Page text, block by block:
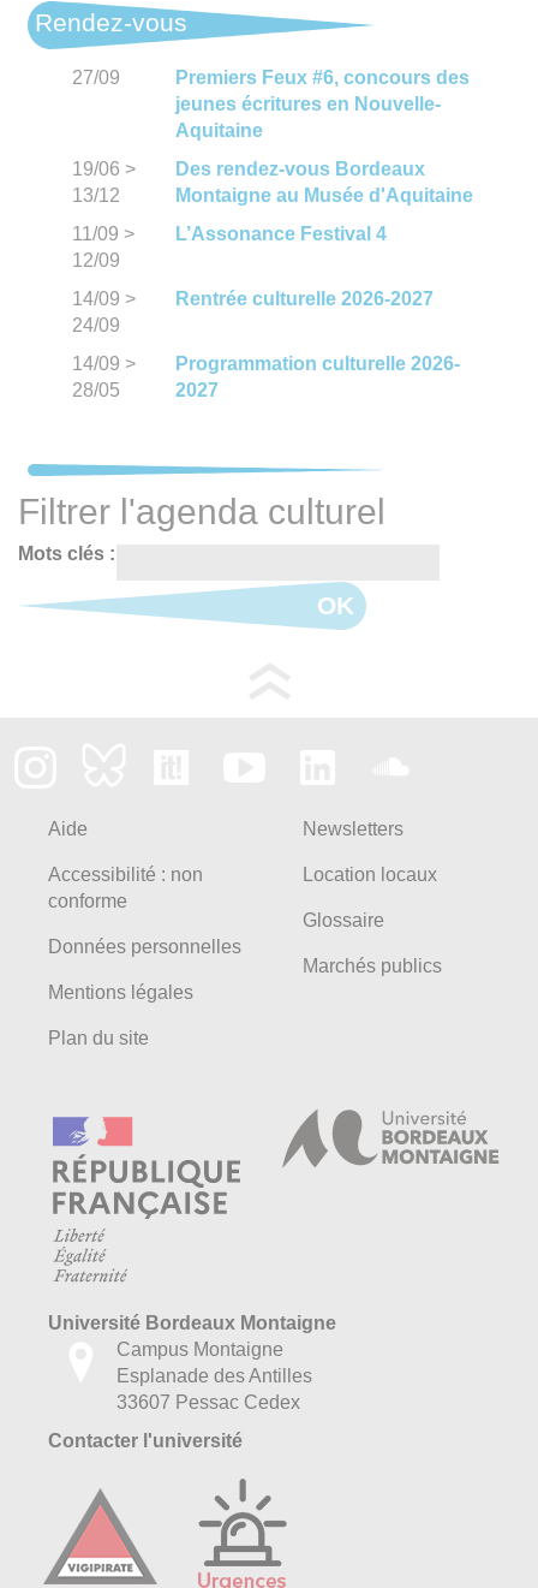
Rendez-vous
27/09
Premiers Feux #6, concours des
jeunes écritures en Nouvelle-
Aquitaine
19/06 >
13/12
Des rendez-vous Bordeaux
Montaigne au Musée d'Aquitaine
11/09 >
12/09
L’Assonance Festival 4
14/09 >
24/09
Rentrée culturelle 2026-2027
14/09 >
28/05
Programmation culturelle 2026-
2027
Filtrer l'agenda culturel
Mots clés :
OK
Aide
Accessibilité : non
conforme
Données personnelles
Mentions légales
Plan du site
Newsletters
Location locaux
Glossaire
Marchés publics
Université Bordeaux Montaigne
Campus Montaigne
Esplanade des Antilles
33607 Pessac Cedex
Contacter l'université